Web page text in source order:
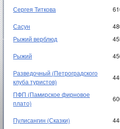
Сергея Титкова
Сасун
Рыжий верблюд
Рыжий
Разведочный (Петроградского
клуба туристов)
ПФП (Памирское фирновое
плато)
Пулисангин (Сказки)